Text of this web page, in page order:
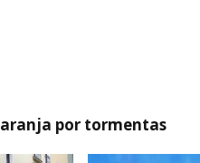
por tormentas